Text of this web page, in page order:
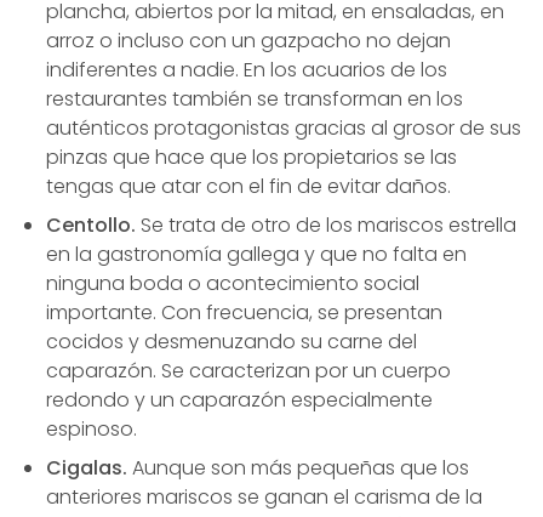
plancha, abiertos por la mitad, en ensaladas, en
arroz o incluso con un gazpacho no dejan
indiferentes a nadie. En los acuarios de los
restaurantes también se transforman en los
auténticos protagonistas gracias al grosor de sus
pinzas que hace que los propietarios se las
tengas que atar con el fin de evitar daños.
Centollo. Se trata de otro de los mariscos estrella
en la gastronomía gallega y que no falta en
ninguna boda o acontecimiento social
importante. Con frecuencia, se presentan
cocidos y desmenuzando su carne del
caparazón. Se caracterizan por un cuerpo
redondo y un caparazón especialmente
espinoso.
Cigalas. Aunque son más pequeñas que los
anteriores mariscos se ganan el carisma de la